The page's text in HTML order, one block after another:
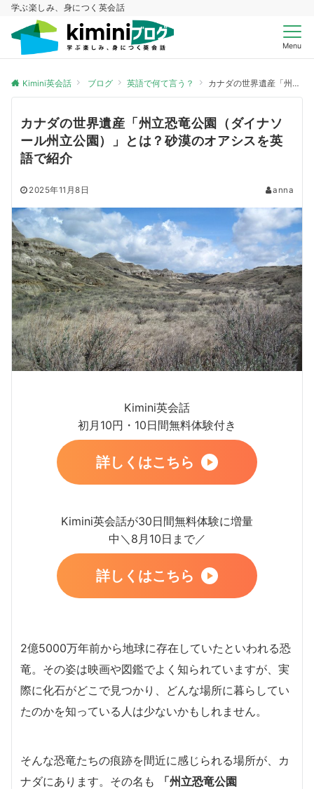
学ぶ楽しみ、身につく英会話
Menu
Kimini英会話 ブログ 英語で何て言う？ カナダの世界遺産「州立恐竜公園（ダイナソール州立公園）」とは？砂漠のオアシスを英語で紹介
カナダの世界遺産「州立恐竜公園（ダイナソ
ール州立公園）」とは？砂漠のオアシスを英
語で紹介
2025年11月8日 anna
Kimini英会話
初月10円・10日間無料体験付き
詳しくはこちら
Kimini英会話が30日間無料体験に増量
中＼8月10日まで／
詳しくはこちら
2億5000万年前から地球に存在していたといわれる恐
竜。その姿は映画や図鑑でよく知られていますが、実
際に化石がどこで見つかり、どんな場所に暮らしてい
たのかを知っている人は少ないかもしれません。
そんな恐竜たちの痕跡を間近に感じられる場所が、カ
ナダにあります。その名も
「州立恐竜公園